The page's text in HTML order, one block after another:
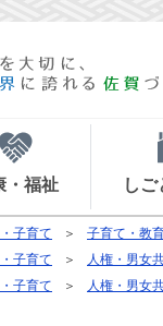
・福祉 し
子育て 子育て・教
子育て 人権・男女
子育て 人権・男女